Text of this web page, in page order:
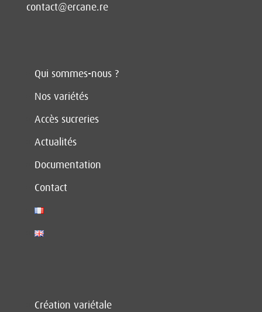
contact@ercane.re
Qui sommes-nous ?
Nos variétés
Accès sucreries
Actualités
Documentation
Contact
Création variétale